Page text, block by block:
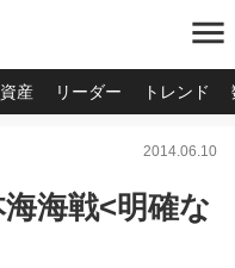
menu
資産 リーダー トレンド
2014.06.10
海戦<明確な